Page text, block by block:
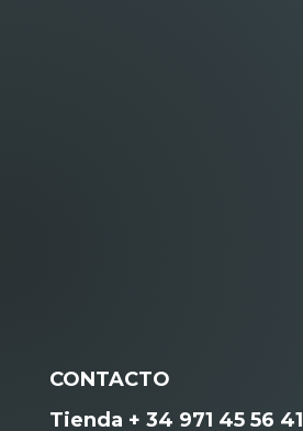
CONTACTO
Tienda + 34 971 45 56 41